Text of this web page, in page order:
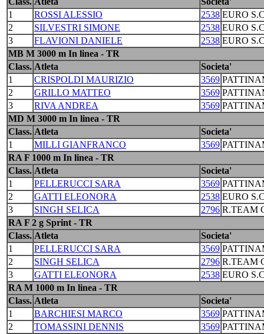
1
ROSSI ALESSIO 2538 EURO
2
SILVESTRI SIMONE 2538 EURO
3
FLAVIONI DANIELE 2538 EURO
MB M 3000 m In linea - TR
Class. Atleta
Societa'
1
CRISPOLDI MAURIZIO 3569
2
GRILLO MATTEO 3569
3
RIVA ANDREA 3569
MD M 3000 m In linea - TR
Class. Atleta
Societa'
1
MILLI GIANFRANCO 3569
RA F 1000 m In linea - TR
Class. Atleta
Societa'
1
PELLERUCCI SARA 3569
2
GATTI ELEONORA 2538 EURO
3
SINGH SELICA 2796 R.TEAM
RA F 2 g Sprint - TR
Class. Atleta
Societa'
1
PELLERUCCI SARA 3569
2
SINGH SELICA 2796 R.TEAM
3
GATTI ELEONORA 2538 EURO
RA M 1000 m In linea - TR
Class. Atleta
Societa'
1
BARCHIESI MARCO 3569
2
TOMASSINI DENNIS 3569